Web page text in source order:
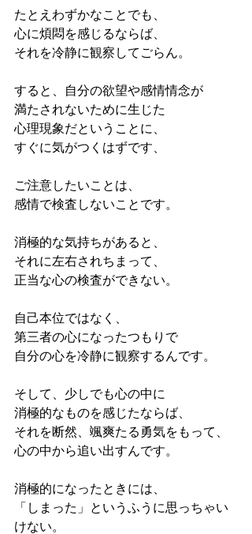
たとえわずかなことでも、
心に煩悶を感じるならば、
それを冷静に観察してごらん。
すると、自分の欲望や感情情念が
満たされないために生じた
心理現象だということに、
すぐに気がつくはずです、
ご注意したいことは、
感情で検査しないことです。
消極的な気持ちがあると、
それに左右されちまって、
正当な心の検査ができない。
自己本位ではなく、
第三者の心になったつもりで
自分の心を冷静に観察するんです。
そして、少しでも心の中に
消極的なものを感じたならば、
それを断然、颯爽たる勇気をもって、
心の中から追い出すんです。
消極的になったときには、
「しまった」というふうに思っちゃい
けない。